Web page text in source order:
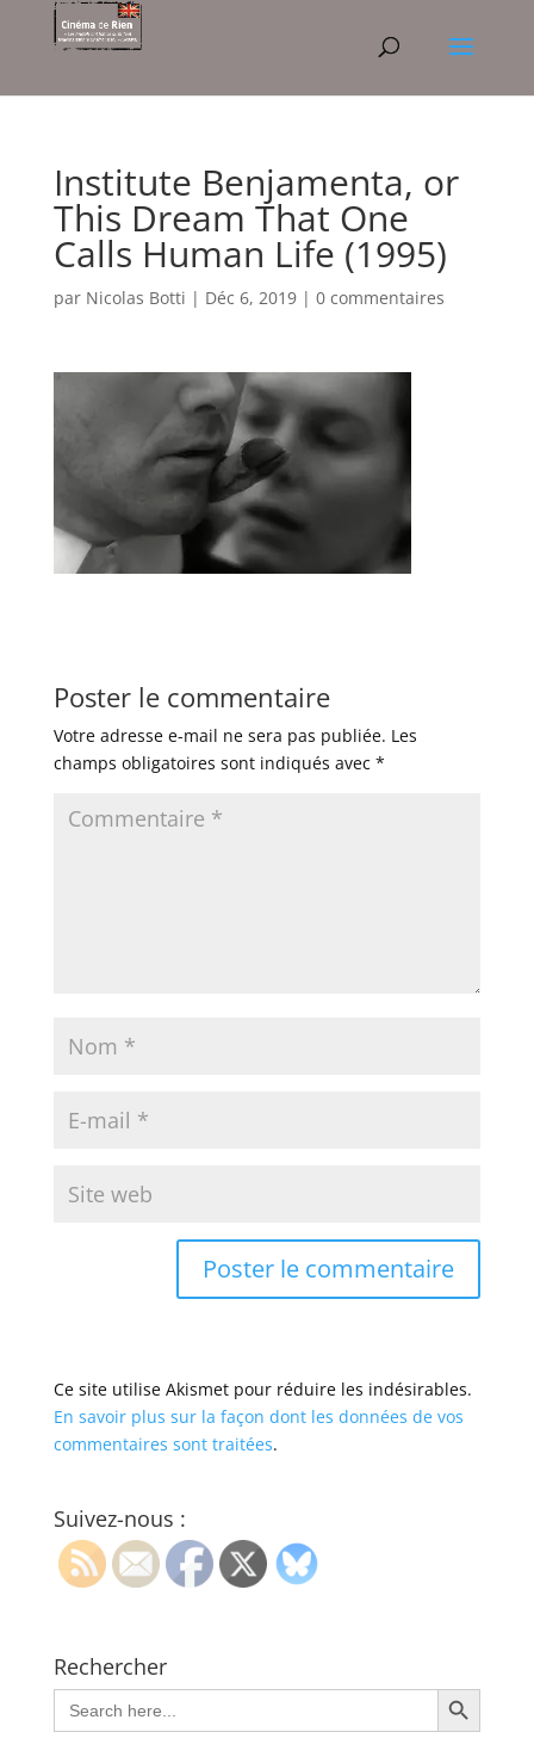
Institute Benjamenta, or
This Dream That One
Calls Human Life (1995)
par Nicolas Botti | Déc 6, 2019| 0 commentaires
Poster le commentaire
Votre adresse e-mail ne sera pas publiée. Les
champs obligatoires sont indiqués avec *
Ce site utilise Akismet pour réduire les indésirables.
En savoir plus sur la façon dont les données de vos
commentaires sont traitées.
Suivez-nous :
Rechercher
Search
for:
Search Button